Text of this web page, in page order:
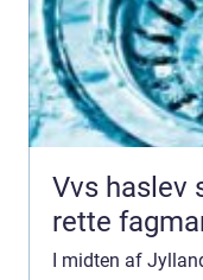
Vvs haslev sådan vælger du den
rette
I midten af